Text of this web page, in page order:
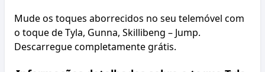
Mude os toques aborrecidos no seu telemóvel com
o toque de Tyla, Gunna, Skillibeng – Jump.
Descarregue completamente grátis.